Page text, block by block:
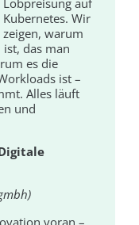
Lobpreisung auf
Kubernetes. Wir
zeigen, warum
ist, das man
es die
ist –
Alles läuft
und